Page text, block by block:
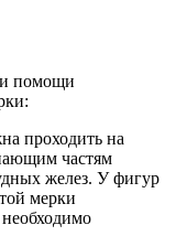
помощи
проходить на
частям
желез. У фигур
мерки